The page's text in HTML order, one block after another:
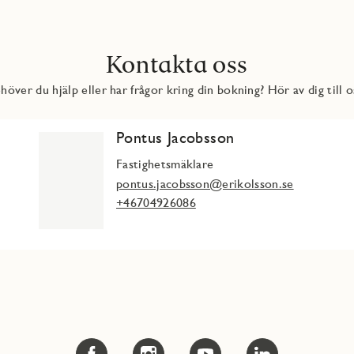
Kontakta oss
du hjälp eller har frågor kring din bokning? Hör av dig till
Pontus Jacobsson
Fastighetsmäklare
pontus.jacobsson@erikolsson.se
+46704926086